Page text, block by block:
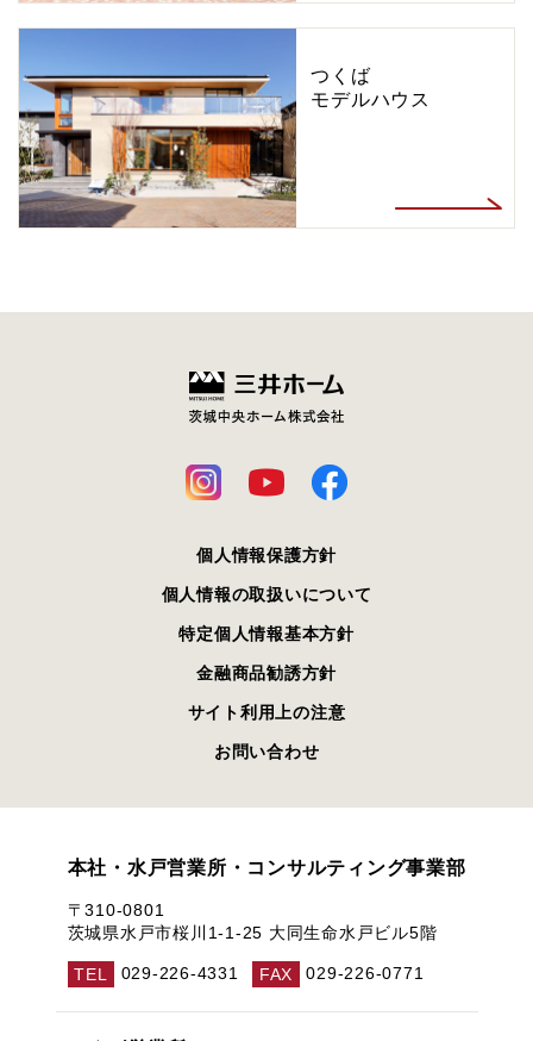
つくば
モデルハウス
個人情報保護方針
個人情報の取扱いについて
特定個人情報基本方針
金融商品勧誘方針
サイト利用上の注意
お問い合わせ
本社・水戸営業所・コンサルティング事業部
〒310-0801
茨城県水戸市桜川1-1-25 大同生命水戸ビル5階
TEL 029-226-4331 FAX 029-226-0771